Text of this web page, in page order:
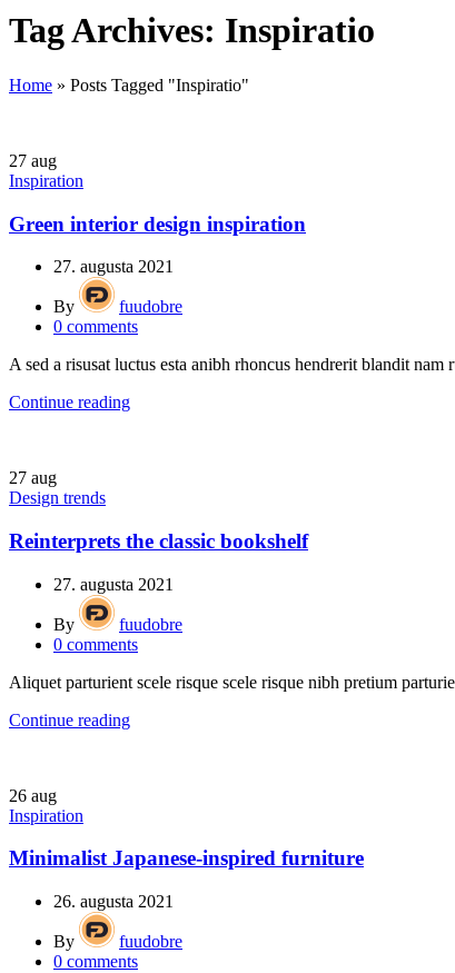
Tag Archives: Inspiratio
Home » Posts Tagged "Inspiratio"
27 aug
Inspiration
Green interior design inspiration
27. augusta 2021
By
fuudobre
0 comments
A sed a risusat luctus esta anibh rhoncus hendrerit blandit
Continue reading
27 aug
Design trends
Reinterprets the classic bookshelf
27. augusta 2021
By
fuudobre
0 comments
Aliquet parturient scele risque scele risque nibh pretium
Continue reading
26 aug
Inspiration
Minimalist Japanese-inspired furniture
26. augusta 2021
By
fuudobre
0 comments